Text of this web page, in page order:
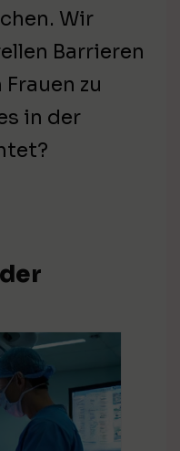
Wir
Barrieren
zu
in der